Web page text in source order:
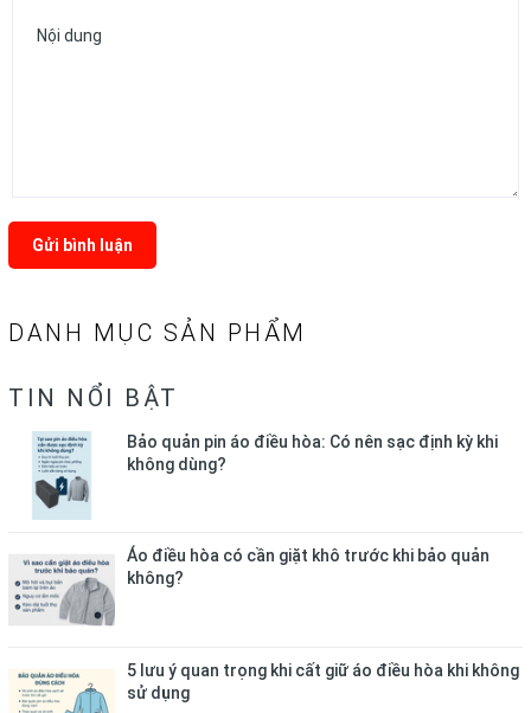
DANH MỤC SẢN PHẨM
TIN NỔI BẬT
Bảo quản pin áo điều hòa: Có nên sạc định kỳ khi
không dùng?
Áo điều hòa có cần giặt khô trước khi bảo quản
không?
5 lưu ý quan trọng khi cất giữ áo điều hòa khi không
sử dụng
Gửi bình luận